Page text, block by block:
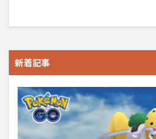
新着記事